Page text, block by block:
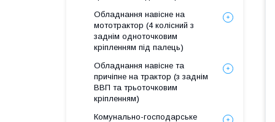
Обладнання навісне на
мототрактор (4 колісний з
заднім одноточковим
кріпленням під палець)
Обладнання навісне та
причіпне на трактор (з заднім
ВВП та трьоточковим
кріпленням)
Комунально-господарське